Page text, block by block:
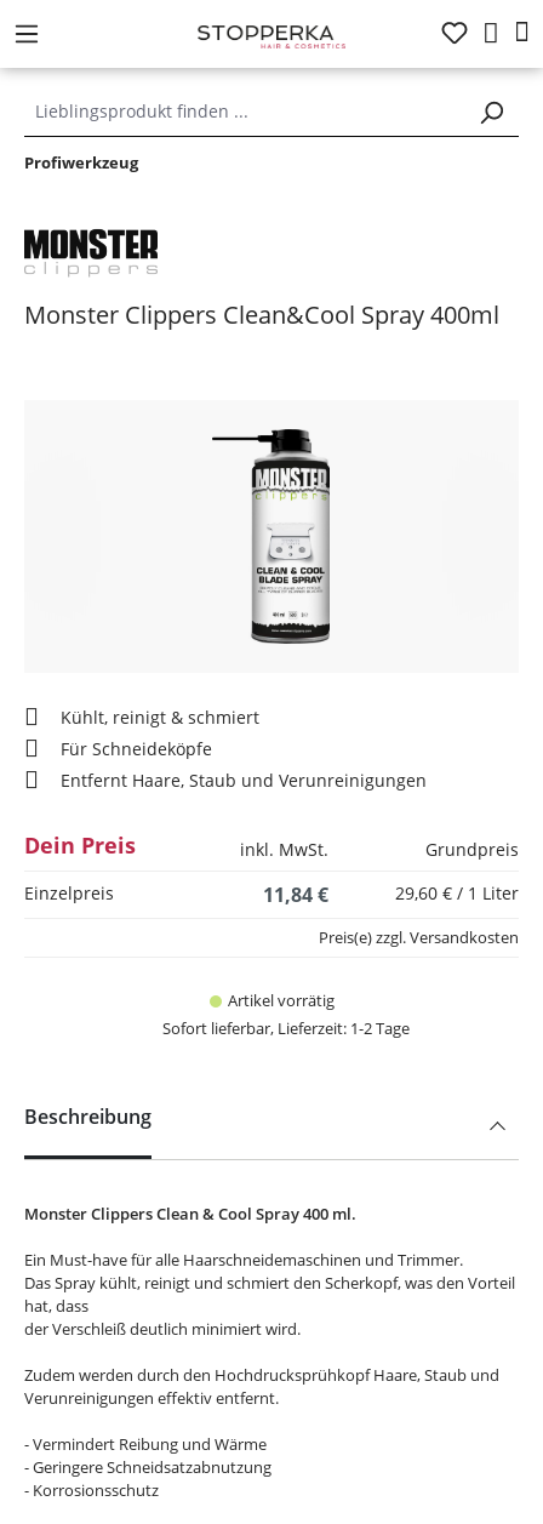
springen
Profiwerkzeug
Monster Clippers Clean&Cool Spray 400ml
Kühlt, reinigt & schmiert
Für Schneideköpfe
Entfernt Haare, Staub und Verunreinigungen
Dein Preis inkl. MwSt.
Grundpreis
Einzelpreis
11,84 € 29,60 € / 1 Liter
Artikel vorrätig
Sofort lieferbar, Lieferzeit: 1-2 Tage
Preis(e) zzgl. Versandkosten
Beschreibung
Monster Clippers Clean & Cool Spray 400 ml.
Ein Must-have für alle Haarschneidemaschinen und Trimmer.
Das Spray kühlt, reinigt und schmiert den Scherkopf, was den Vorteil
hat, dass
der Verschleiß deutlich minimiert wird.
Zudem werden durch den Hochdrucksprühkopf Haare, Staub und
Verunreinigungen effektiv entfernt.
- Vermindert Reibung und Wärme
- Geringere Schneidsatzabnutzung
- Korrosionsschutz